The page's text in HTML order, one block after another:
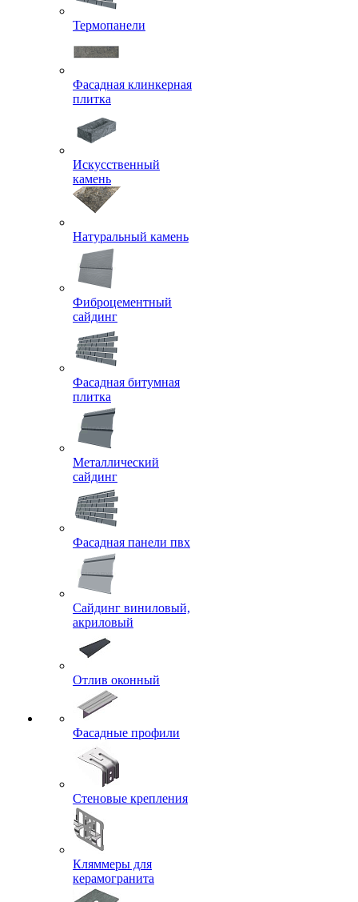
Термопанели
Фасадная клинкерная
плитка
Искусственный
камень
Натуральный камень
Фиброцементный
сайдинг
Фасадная битумная
плитка
Металлический
сайдинг
Фасадная панели пвх
Сайдинг виниловый,
акриловый
Отлив оконный
Фасадные профили
Стеновые крепления
Кляммеры для
керамогранита